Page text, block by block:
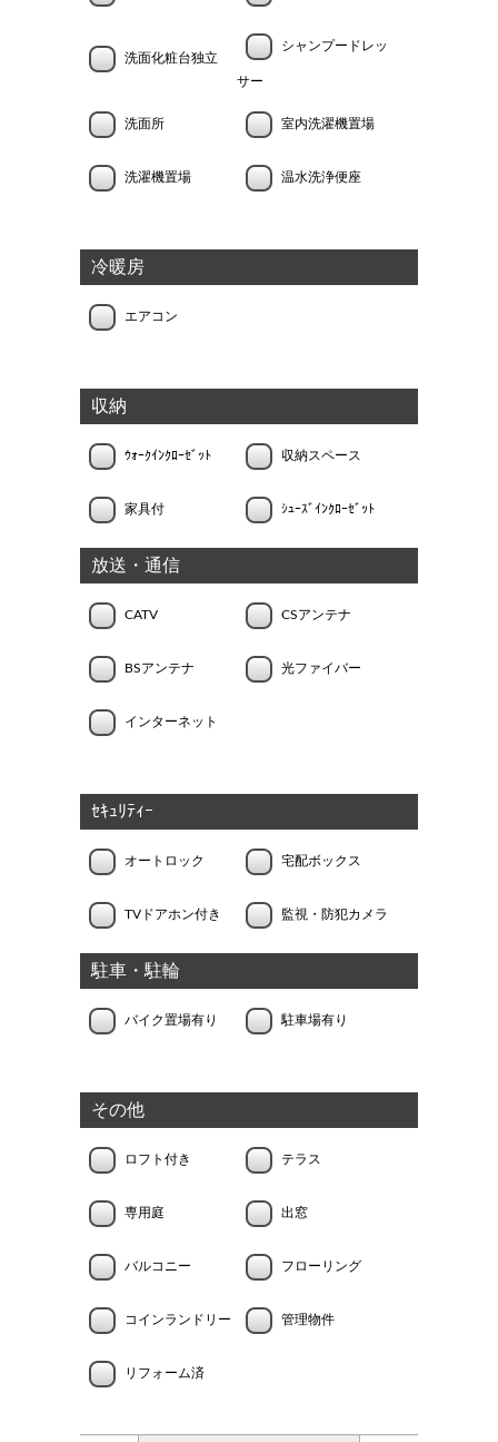
洗面化粧台独立
シャンプードレッ
サー
洗面所 室内洗濯機置場
洗濯機置場 温水洗浄便座
冷暖房
エアコン
収納
ｳｫｰｸｲﾝｸﾛｰｾﾞｯﾄ 収納スペース
家具付 ｼｭｰｽﾞｲﾝｸﾛｰｾﾞｯﾄ
放送・通信
CATV CSアンテナ
BSアンテナ 光ファイバー
インターネット
ｾｷｭﾘﾃｨｰ
オートロック 宅配ボックス
TVドアホン付き 監視・防犯カメラ
駐車・駐輪
バイク置場有り 駐車場有り
その他
ロフト付き テラス
専用庭 出窓
バルコニー フローリング
コインランドリー 管理物件
リフォーム済